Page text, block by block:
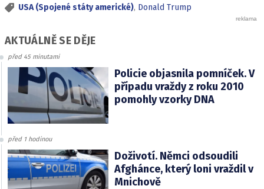
USA (Spojené státy americké), Donald Trump
AKTUÁLNĚ SE DĚJE
před 45 minutami
Policie objasnila pomníček. V
případu vraždy z roku 2010
pomohly vzorky DNA
před 1 hodinou
Doživotí. Němci odsoudili
Afghánce, který loni vraždil v
Mnichově